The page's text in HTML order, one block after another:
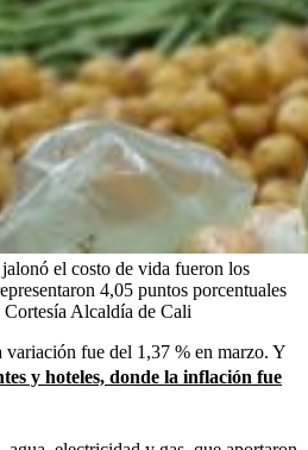
el costo de vida fueron los
4,05 puntos porcentuales
Cortesía Alcaldía de Cali
variación fue del 1,37 % en marzo. Y
y hoteles, donde la inflación fue